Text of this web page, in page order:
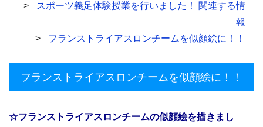
スポーツ義足体験授業を行いました！ 関連する情
報
フランストライアスロンチームを似顔絵に！！
フランストライアスロンチームを似顔絵に！！
☆フランストライアスロンチームの似顔絵を描きまし